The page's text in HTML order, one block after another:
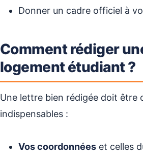
Donner un cadre officiel à
Comment rédiger
logement étudiant ?
Une lettre bien rédigée doit être
indispensables :
Vos coordonnées et celles